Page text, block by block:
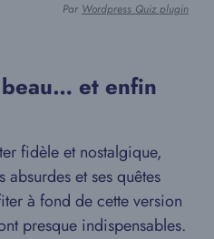
Par Wordpress Quiz plugin
et enfin
fidèle et nostalgique,
et ses quêtes
à fond de cette version
presque indispensables.